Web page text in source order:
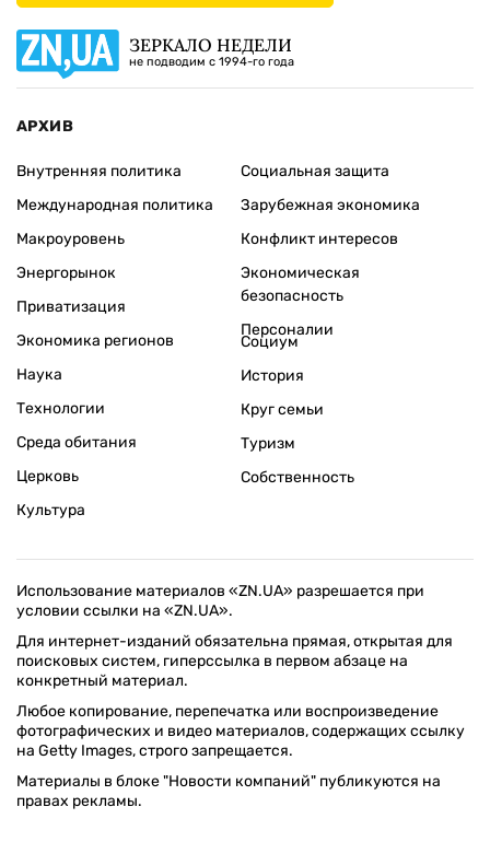
ЗЕРКАЛО НЕДЕЛИ
не подводим с 1994-го года
АРХИВ
Внутренняя политика
Международная политика
Макроуровень
Энергорынок
Приватизация
Экономика регионов
Социальная защита
Зарубежная экономика
Конфликт интересов
Экономическая
безопасность
Персоналии
Наука
Технологии
Среда обитания
Церковь
Культура
Социум
История
Круг семьи
Туризм
Собственность
Использование материалов «ZN.UA» разрешается при
условии ссылки на «ZN.UA».
Для интернет-изданий обязательна прямая, открытая для
поисковых систем, гиперссылка в первом абзаце на
конкретный материал.
Любое копирование, перепечатка или воспроизведение
фотографических и видео материалов, содержащих ссылку
на Getty Images, строго запрещается.
Материалы в блоке "Новости компаний" публикуются на
правах рекламы.